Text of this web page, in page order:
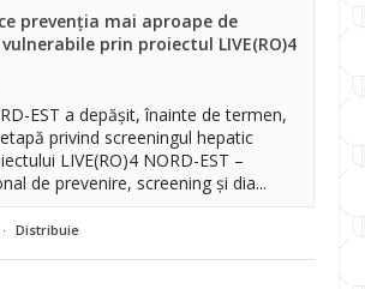
prevenția mai aproape de
prin proiectul LIVE(RO)4
EST a depășit, înainte de termen,
privind screeningul hepatic
LIVE(RO)4 NORD-EST –
de prevenire, screening și dia...
· Distribuie